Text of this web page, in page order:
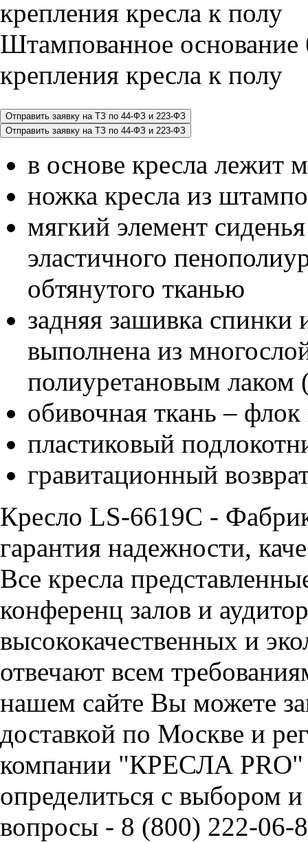
Штампованное основание
крепления кресла к полу
в основе кресла лежит
ножка кресла из
мягкий элемент
эластичного
обтянутого тканью
задняя зашивка
выполнена из
полиуретановым лаком
обивочная ткань –
пластиковый
гравитационный
Кресло LS-6619C -
гарантия надежности,
Все кресла
конференц залов и
высококачественных и
отвечают всем
нашем сайте Вы можете
доставкой по Москве и
компании "КРЕСЛА PRO"
определиться с выбором
вопросы - 8 (800) 222-06-